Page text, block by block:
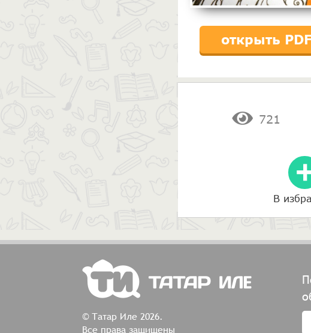
открыть PDF
721
В
© Татар Иле 2026.
Все права защищены